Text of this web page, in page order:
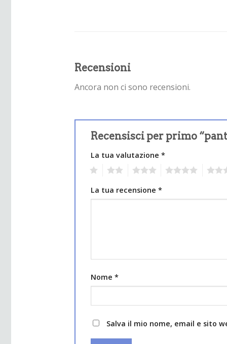
Recensioni
Ancora non ci sono recensioni.
Recensisci per primo
La tua valutazione *
La tua recensione *
Nome *
Salva il mio nome, email e sito